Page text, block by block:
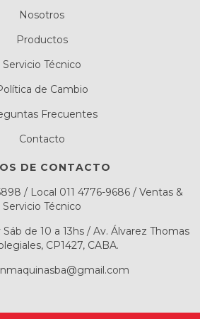
Nosotros
Productos
Servicio Técnico
de Cambio
Frecuentes
Contacto
DE CONTACTO
/ Local 011 4776-9686 / Ventas &
Servicio Técnico
de 10 a 13hs / Av. Álvarez Thomas
CP1427, CABA.